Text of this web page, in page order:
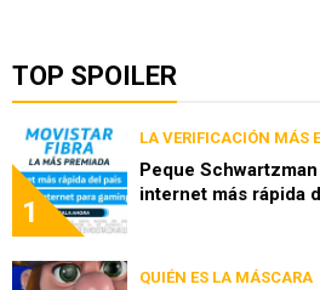
TOP SPOILER
1
LA VERIFICACIÓN MÁS
Peque
internet más rápida
QUIÉN ES LA MÁSCARA